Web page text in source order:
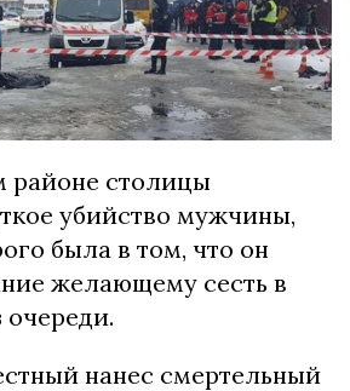
районе столицы
убийство мужчины,
была в том, что он
желающему сесть в
очереди.
нанес смертельный